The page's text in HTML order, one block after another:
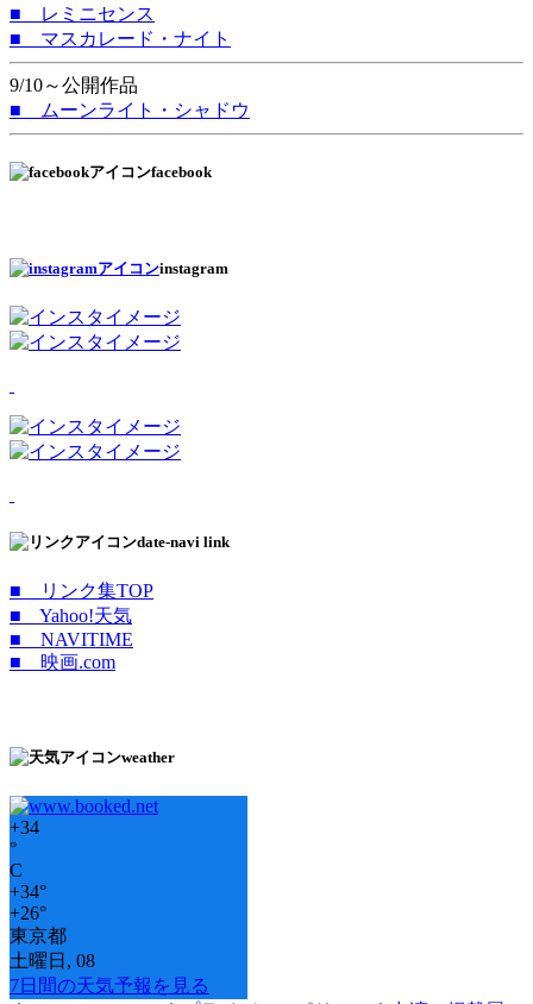
■ レミニセンス
■ マスカレード・ナイト
9/10～公開作品
■ ムーンライト・シャドウ
facebook
instagram
date-navi link
■ リンク集TOP
■ Yahoo!天気
■ NAVITIME
■ 映画.com
weather
+34
°
C
+34°
+26°
東京都
土曜日, 08
7日間の天気予報を見る